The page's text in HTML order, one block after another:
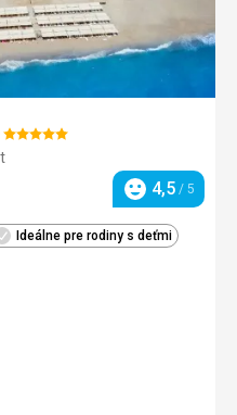
Hodnotenie:
5/5
Hodnotenie
4,5 / 5
Ideálne pre rodiny s deťmi